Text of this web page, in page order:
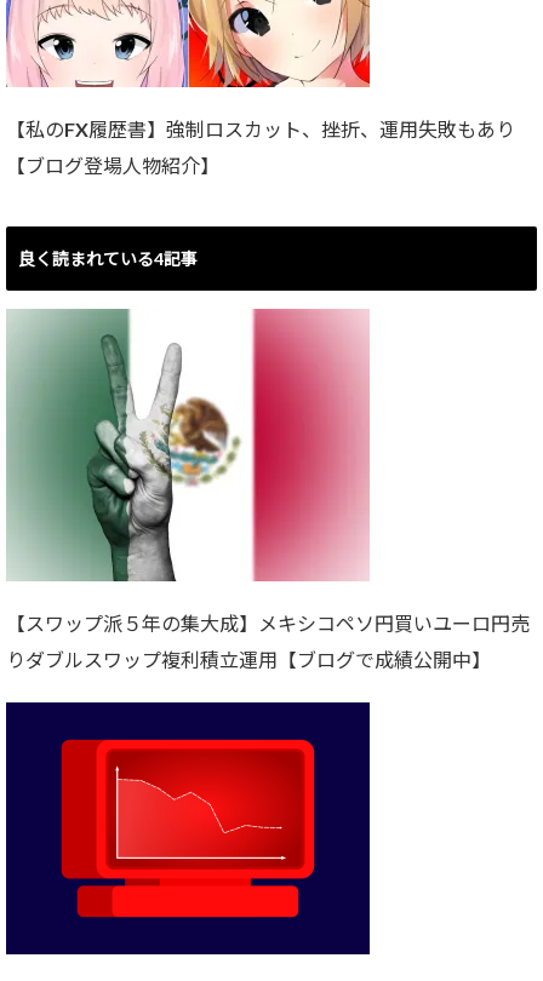
【私のFX履歴書】強制ロスカット、挫折、運用失敗もあり
【ブログ登場人物紹介】
良く読まれている4記事
【スワップ派５年の集大成】メキシコペソ円買いユーロ円売
りダブルスワップ複利積立運用【ブログで成績公開中】